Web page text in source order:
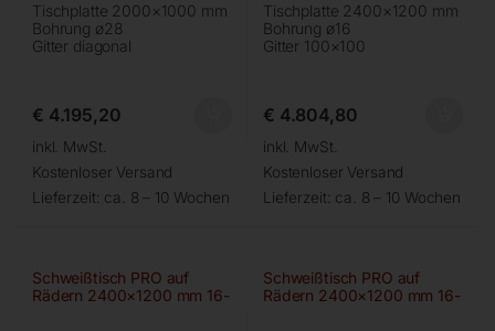
Tischplatte 2000×1000 mm
Bohrung ø28
Gitter diagonal
€ 4.195,20
inkl. MwSt.
Kostenloser Versand
Lieferzeit: ca. 8 – 10 Wochen
Tischplatte 2400×1200 mm
Bohrung ø16
Gitter 100×100
€ 4.804,80
inkl. MwSt.
Kostenloser Versand
Lieferzeit: ca. 8 – 10 Wochen
Schweißtisch PRO auf
Rädern 2400×1200 mm 16-
Schweißtisch PRO auf
Rädern 2400×1200 mm 16-